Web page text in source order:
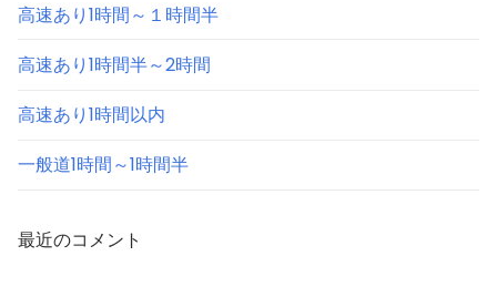
高速あり1時間～１時間半
高速あり1時間半～2時間
高速あり1時間以内
一般道1時間～1時間半
最近のコメント